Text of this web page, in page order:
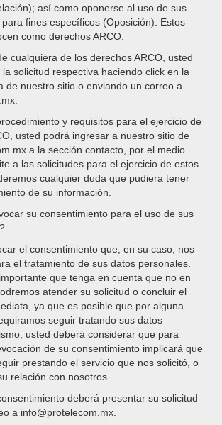
producto
M4 Excite SS4455
de
precios:
desde
hasta
$3,709.00
OPCIONES
Este
múltiples
variantes.
Las
opciones
se
pueden
elegir
página
de
producto
M4 Style SS4045
$0.00 -$1,669.00Rango
de
precios:
desde
$0.00
hasta
$1,669.00
OPCIONES
Este
producto
múltiples
variantes.
así como oponerse al uso de sus
fines específicos (Oposición). Estos
como derechos ARCO.
cualquiera de los derechos ARCO, usted
solicitud respectiva haciendo click en la
de nuestro sitio o enviando un correo a
y requisitos para el ejercicio de
usted podrá ingresar a nuestro sitio de
a la sección contacto, por el medio
a las solicitudes para el ejercicio de estos
cualquier duda que pudiera tener
de su información.
su consentimiento para el uso de sus
el consentimiento que, en su caso, nos
el tratamiento de sus datos personales.
que tenga en cuenta que no en
atender su solicitud o concluir el
ya que es posible que por alguna
seguir tratando sus datos
usted deberá considerar que para
de su consentimiento implicará que
prestando el servicio que nos solicitó, o
relación con nosotros.
deberá presentar su solicitud
a info@protelecom.mx.